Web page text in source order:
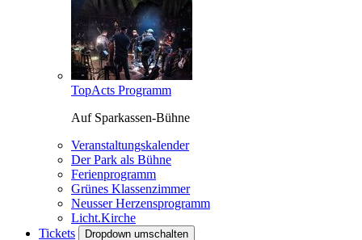
TopActs Programm
Auf Sparkassen-Bühne
Veranstaltungskalender
Der Park als Bühne
Ferienprogramm
Grünes Klassenzimmer
Neusser Herzensprogramm
Licht.Kirche
Tickets
Dropdown umschalten